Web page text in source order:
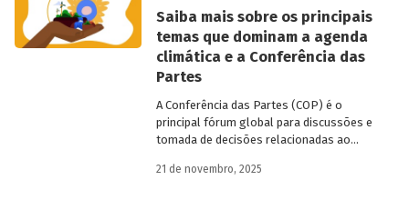
Saiba mais sobre os principais
temas que dominam a agenda
climática e a Conferência das
Partes
A Conferência das Partes (COP) é o
principal fórum global para discussões e
tomada de decisões relacionadas ao
em vista a urgência cada vez maior do
21 de novembro, 2025